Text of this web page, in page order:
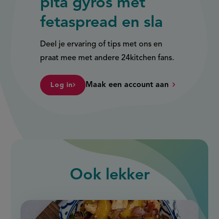
pita gyros met
fetaspread en sla
Deel je ervaring of tips met ons en
praat mee met andere 24kitchen fans.
Log in Maak een account aan
Ook lekker